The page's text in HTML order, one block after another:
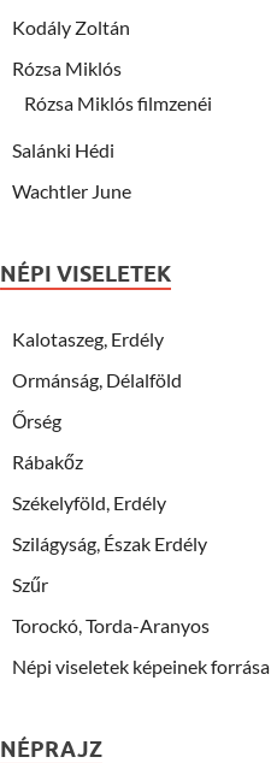
Kodály Zoltán
Rózsa Miklós
Rózsa Miklós filmzenéi
Salánki Hédi
Wachtler June
NÉPI VISELETEK
Kalotaszeg, Erdély
Ormánság, Délalföld
Őrség
Rábakőz
Székelyföld, Erdély
Szilágyság, Észak Erdély
Szűr
Torockó, Torda-Aranyos
Népi viseletek képeinek forrása
NÉPRAJZ